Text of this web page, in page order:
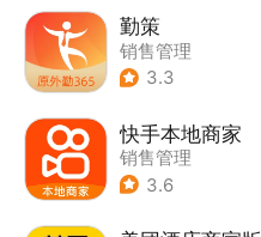
勤策
销售管理
3.3
快手本地商家
销售管理
3.6